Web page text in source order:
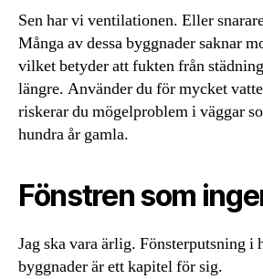
Sen har vi ventilationen. Eller
Många av dessa byggnader saknar
vilket betyder att fukten från
längre. Använder du för mycket
riskerar du mögelproblem i väggar
hundra år gamla.
Fönstren som
Jag ska vara ärlig. Fönsterputsning i
byggnader är ett kapitel för sig.